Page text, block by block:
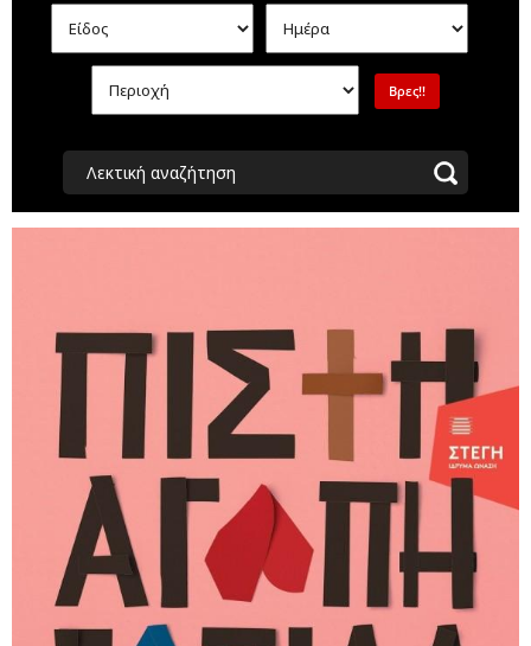
Λεκτική αναζήτηση